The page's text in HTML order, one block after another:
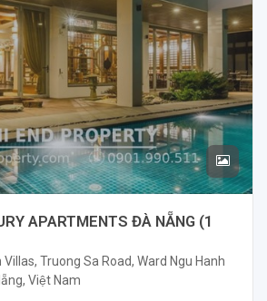
APARTMENTS ĐÀ NẴNG (1
Truong Sa Road, Ward Ngu Hanh
Việt Nam